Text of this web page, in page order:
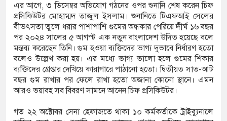
এর আগে, ৩ ডিসেম্বর অভিযোগ গঠনের ওপর শুনানি শেষ করেন চিফ
প্রসিকিউটর মোহাম্মদ তাজুল ইসলাম। শুনানিতে টিএফআই সেলের
বীভৎসতা তুলে ধরার পাশাপাশি গুমের অন্ধকার পেরিয়ে দীর্ঘ ১৬ বছর
পর ২০২৪ সালের ৫ আগস্ট এক নতুন বাংলাদেশ উদিত হয়েছে বলে
মন্তব্য করেছেন তিনি। গুম হওয়া ব্যক্তিদের ভাগ্য দুভাবে নির্ধারণ হতো
বলেও উল্লেখ করা হয়। এর মধ্যে ভাগ্য ভালো হলে গুমের শিকার
ব্যক্তিদের গ্রেপ্তার দেখিয়ে কারাগারে পাঠানো হতো। দ্বিতীয়ত সাত-আট
বছর গুম রাখার পর ফেলে রাখা হতো অজানা কোনো স্থানে। এমন
আরও ভয়াবহ সব বিবরণ সামনে আনেন চিফ প্রসিকিউটর।
গত ২২ অক্টোবর সেনা হেফাজতে থাকা ১০ কর্মকর্তাকে ট্রাইব্যুনালে